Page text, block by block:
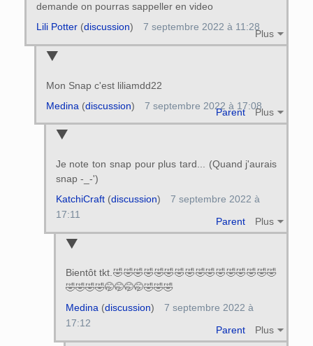
demande on pourras sappeller en video
Plus
Lili Potter(discussion) 7 septembre 2022 à 11:28
Mon Snap c'est liliamdd22
Parent Plus
Medina (discussion) 7 septembre 2022 à 17:08
Je note ton snap pour plus tard... (Quand j'aurais
snap -_-')
Parent Plus
KatchiCraft(discussion)
7 septembre 2022 à
17:11
Bientôt tkt.🤣🤣🤣🤣🤣🤣🤣🤣🤣🤣🤣🤣🤣🤣🤣🤣
🤣🤣🤣🤣🤭🤭🤭🤭🤣🤣🤣
Parent Plus
Medina(discussion)
7 septembre 2022 à
17:12